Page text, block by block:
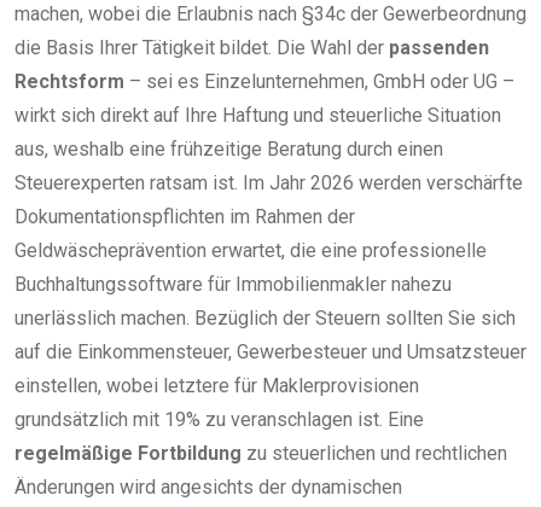
machen, wobei die Erlaubnis nach §34c der Gewerbeordnung
die Basis Ihrer Tätigkeit bildet. Die Wahl der passenden
Rechtsform – sei es Einzelunternehmen, GmbH oder UG –
wirkt sich direkt auf Ihre Haftung und steuerliche Situation
aus, weshalb eine frühzeitige Beratung durch einen
Steuerexperten ratsam ist. Im Jahr 2026 werden verschärfte
Dokumentationspflichten im Rahmen der
Geldwäscheprävention erwartet, die eine professionelle
Buchhaltungssoftware für Immobilienmakler nahezu
unerlässlich machen. Bezüglich der Steuern sollten Sie sich
auf die Einkommensteuer, Gewerbesteuer und Umsatzsteuer
einstellen, wobei letztere für Maklerprovisionen
grundsätzlich mit 19% zu veranschlagen ist. Eine
regelmäßige Fortbildung zu steuerlichen und rechtlichen
Änderungen wird angesichts der dynamischen